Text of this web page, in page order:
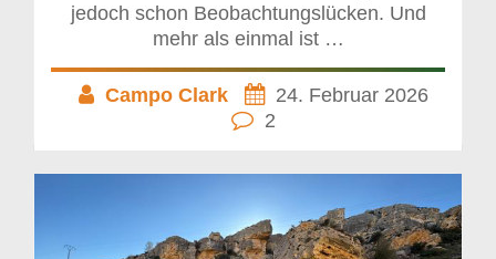
jedoch schon Beobachtungslücken. Und
mehr als einmal ist …
Campo Clark
24. Februar 2026
2